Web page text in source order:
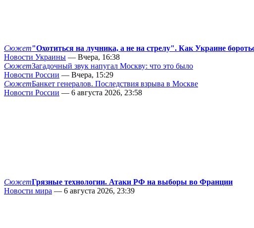
Сюжет"Охотиться на лучника, а не на стрелу". Как Украине
Новости Украины — Вчера, 16:38
СюжетЗагадочный звук напугал Москву: что это было
Новости России — Вчера, 15:29
СюжетБанкет генералов. Последствия взрыва в Москве
Новости России — 6 августа 2026, 23:58
СюжетГрязные технологии. Атаки РФ на выборы во Франции
Новости мира — 6 августа 2026, 23:39